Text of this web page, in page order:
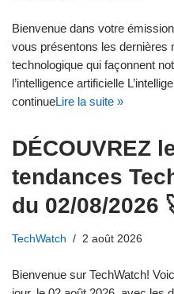
Bienvenue dans votre
vous présentons les dernières
technologique qui façonnent
l’intelligence artificielle
continueLire la suite »
DÉCOUVREZ
tendances
du 02/08/2026
TechWatch 2 août 2026
Bienvenue sur TechWatch!